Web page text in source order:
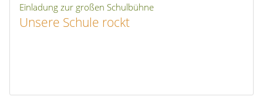
Einladung zur großen Schulbühne
Unsere Schule rockt